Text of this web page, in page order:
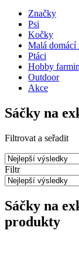
Značky
Psi
Kočky
Malá domácí
Ptáci
Hobby
Outdoor
Akce
Sáčky na
Filtrovat a seřadit
Filtr
Sáčky na
produkty